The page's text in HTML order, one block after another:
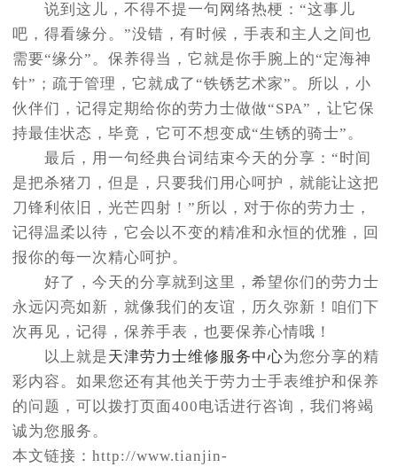
说到这儿，不得不提一句网络热梗：“这事儿
吧，得看缘分。”没错，有时候，手表和主人之间也
需要“缘分”。保养得当，它就是你手腕上的“定海神
针”；疏于管理，它就成了“铁锈艺术家”。所以，小
伙伴们，记得定期给你的劳力士做做“SPA”，让它保
持最佳状态，毕竟，它可不想变成“生锈的骑士”。
最后，用一句经典台词结束今天的分享：“时间
是把杀猪刀，但是，只要我们用心呵护，就能让这把
刀锋利依旧，光芒四射！”所以，对于你的劳力士，
记得温柔以待，它会以不变的精准和永恒的优雅，回
报你的每一次精心呵护。
好了，今天的分享就到这里，希望你们的劳力士
永远闪亮如新，就像我们的友谊，历久弥新！咱们下
次再见，记得，保养手表，也要保养心情哦！
以上就是天津劳力士维修服务中心为您分享的精
彩内容。如果您还有其他关于劳力士手表维护和保养
的问题，可以拨打页面400电话进行咨询，我们将竭
诚为您服务。
本文链接：http://www.tianjin-